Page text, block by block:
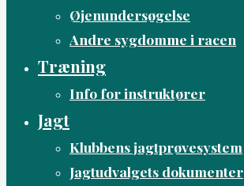
Øjenundersøgelse
Andre sygdomme i racen
Træning
Info for instruktører
Jagt
Klubbens jagtprøvesystem
Jagtudvalgets dokumenter